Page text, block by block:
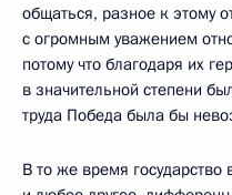
общаться, разное к этому
с огромным уважением
потому что благодаря их
в значительной степени
труда Победа была бы
В то же время государство